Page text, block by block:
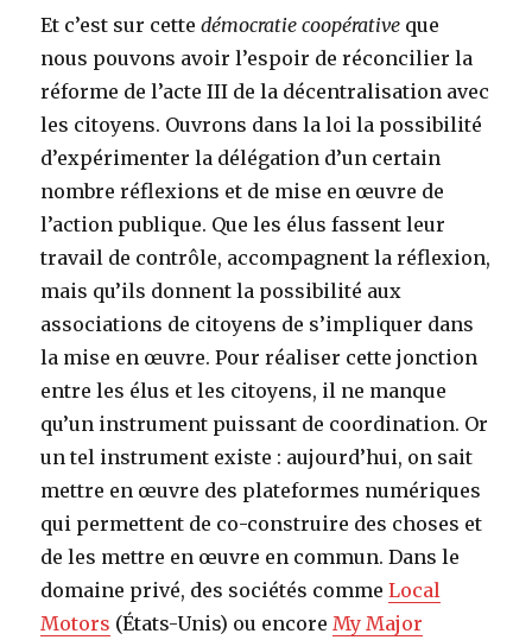
Et c’est sur cettedémocratie coopérative que
nous pouvons avoir l’espoir de réconcilier la
réforme de l’acte III de la décentralisation avec
les citoyens. Ouvrons dans la loi la possibilité
d’expérimenter la délégation d’un certain
nombre réflexions et de mise en œuvre de
l’action publique. Que les élus fassent leur
travail de contrôle, accompagnent la réflexion,
mais qu’ils donnent la possibilité aux
associations de citoyens de s’impliquer dans
la mise en œuvre. Pour réaliser cette jonction
entre les élus et les citoyens, il ne manque
qu’un instrument puissant de coordination. Or
un tel instrument existe : aujourd’hui, on sait
mettre en œuvre des plateformes numériques
qui permettent de co-construire des choses et
de les mettre en œuvre en commun. Dans le
domaine privé, des sociétés commeLocal
Motors (États-Unis) ou encore My Major